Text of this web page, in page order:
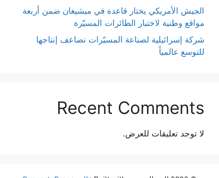
الجيش الأمريكي يختار قاعدة في ميشيغان ضمن أربعة
مواقع وطنية لاختبار الطائرات المسيّرة
شركة إسرائيلية لصناعة المسيّرات تضاعف إنتاجها
للتوسع عالمياً
Recent Comments
لا توجد تعليقات للعرض.